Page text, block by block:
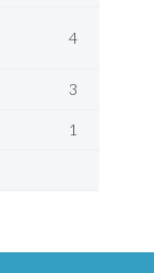
4
3
1